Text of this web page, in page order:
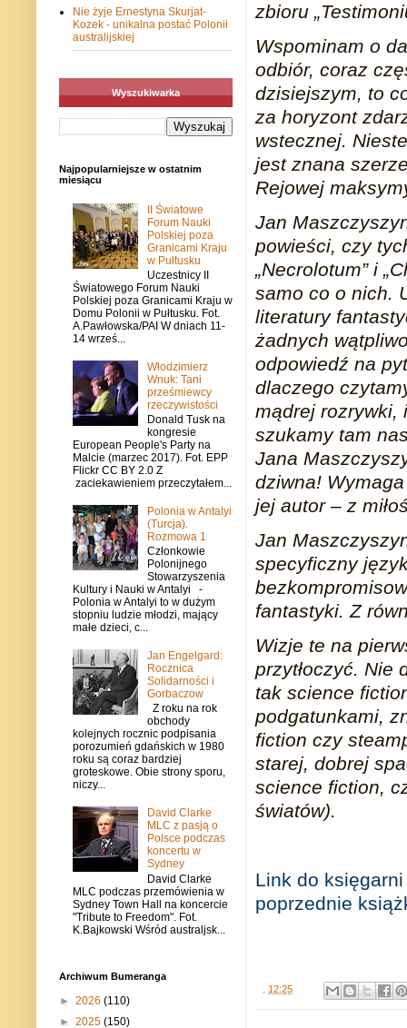
zbioru
Wspominam o
odbiór, coraz
dzisiejszym, to
za horyzont
wstecznej.
jest znana
Rejowej
Jan
powieści, czy
„Necrolotum” i
samo co o nich.
literatury
żadnych
odpowiedź na
dlaczego
mądrej rozrywki,
szukamy tam
Jana
dziwna!
jej autor – z
Jan
specyficzny
fantastyki. Z
Wizje te na
przytłoczyć. Nie
tak science
podgatunkami,
fiction czy
starej, dobrej
science fiction,
światów).
Link do
poprzednie
12:25
Nie żyje Ernestyna Skurjat-
Kozek - unikalna postać Polonii
australijskiej
Wyszukiwarka
Najpopularniejsze w ostatnim
miesiącu
II Światowe
Forum Nauki
Polskiej poza
Granicami Kraju
w Pułtusku
Uczestnicy II
Światowego Forum Nauki
Polskiej poza Granicami Kraju w
Domu Polonii w Pułtusku. Fot.
A.Pawłowska/PAI W dniach 11-
14 wrześ...
Włodzimierz
Wnuk: Tani
prześmiewcy
rzeczywistości
Donald Tusk na
kongresie
European People's Party na
Malcie (marzec 2017). Fot. EPP
Flickr CC BY 2.0 Z
zaciekawieniem przeczytałem...
Polonia w Antalyi
(Turcja).
Rozmowa 1
Członkowie
Polonijnego
Stowarzyszenia
Kultury i Nauki w Antalyi -
Polonia w Antalyi to w dużym
stopniu ludzie młodzi, mający
małe dzieci, c...
Jan Engelgard:
Rocznica
Solidarności i
Gorbaczow
Z roku na rok
obchody
kolejnych rocznic podpisania
porozumień gdańskich w 1980
roku są coraz bardziej
groteskowe. Obie strony sporu,
niczy...
David Clarke
MLC z pasją o
Polsce podczas
koncertu w
Sydney
David Clarke
MLC podczas przemówienia w
Sydney Town Hall na koncercie
"Tribute to Freedom". Fot.
K.Bajkowski Wśród australjsk...
Archiwum Bumeranga
► 2026 (110)
► 2025 (150)